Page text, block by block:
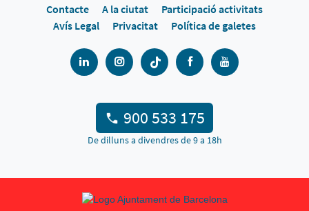
Contacte A la ciutat
Participació activitats
Avís Legal
Privacitat Política de galetes
900 533 175
De dilluns a divendres de 9 a 18h